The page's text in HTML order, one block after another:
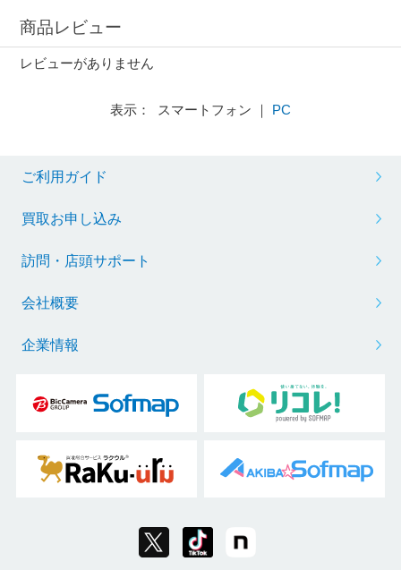
商品レビュー
レビューがありません
表示： スマートフォン ｜ PC
ご利用ガイド
買取お申し込み
訪問・店頭サポート
会社概要
企業情報